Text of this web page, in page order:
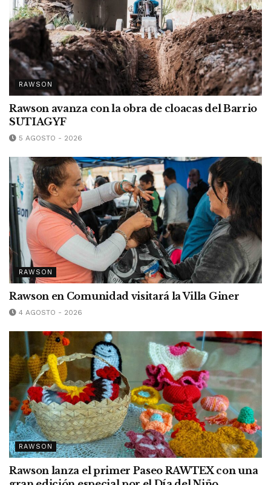
RAWSON
Rawson avanza con la obra de cloacas del Barrio
SUTIAGYF
5 AGOSTO - 2026
RAWSON
Rawson en Comunidad visitará la Villa Giner
4 AGOSTO - 2026
RAWSON
Rawson lanza el primer Paseo RAWTEX con una